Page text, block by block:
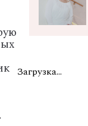
Загрузка...